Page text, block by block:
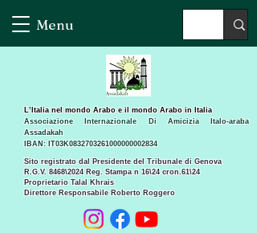
Menu
Sito registrato dal Presidente del Tribunale di Genova
R.G.V. 8468\2024 Reg. Stampa n 16\24 cron.61\24 ​
Proprietario Talal Khrais
Direttore Responsabile Roberto Roggero
L’Italia nel mondo Arabo e il mondo Arabo in Italia
Associazione Internazionale Di Amicizia Italo-araba
Assadakah
IBAN: IT03K0832703261000000002834